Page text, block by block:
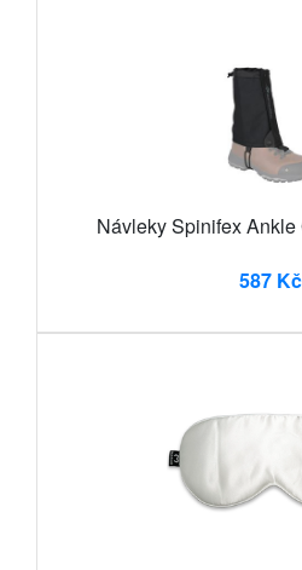
Návleky Spinifex
587 Kč